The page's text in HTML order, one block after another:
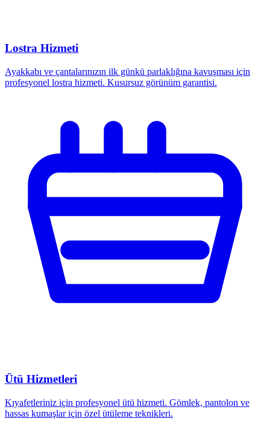
Lostra Hizmeti
Ayakkabı ve çantalarınızın ilk günkü parlaklığına kavuşması için
profesyonel lostra hizmeti. Kusursuz görünüm garantisi.
Ütü Hizmetleri
Kıyafetleriniz için profesyonel ütü hizmeti. Gömlek, pantolon ve
hassas kumaşlar için özel ütüleme teknikleri.